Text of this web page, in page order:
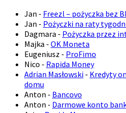
Jan - Freezl – pożyczka bez
Jan - Pożyczki na raty
Dagmara - Pożyczka przez
Majka - OK Moneta
Eugeniusz - ProFimo
Nico - Rapida Money
Adrian Masłowski - Kredyty
domu
Anton - Bancovo
Anton - Darmowe konto